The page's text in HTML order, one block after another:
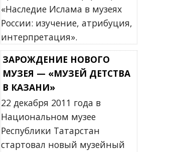
«Наследие Ислама в музеях
России: изучение, атрибуция,
интерпретация».
ЗАРОЖДЕНИЕ НОВОГО
МУЗЕЯ — «МУЗЕЙ ДЕТСТВА
В КАЗАНИ»
22 декабря 2011 года в
Национальном музее
Республики Татарстан
стартовал новый музейный